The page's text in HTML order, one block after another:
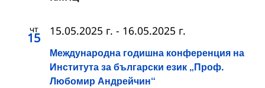
чт
15
Международна годишна конференция на
Института за български език „Проф.
Любомир Андрейчин“
15.05.2025 г. - 16.05.2025 г.